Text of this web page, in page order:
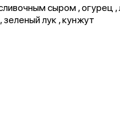
сыром , огурец ,
зеленый лук , кунжут